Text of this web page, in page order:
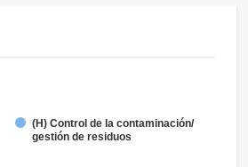
(H) Control de la contaminación/
gestión de residuos